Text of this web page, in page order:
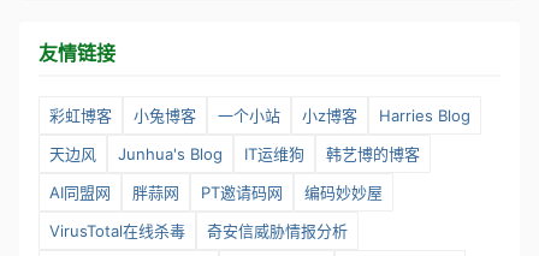
友情链接
彩虹博客 小兔博客 一个小站 小z博客
Harries Blog
天边风
Junhua's Blog IT运维狗
韩艺博的博客
AI同盟网
胖蒜网 PT邀请码网
编码妙妙屋
VirusTotal在线杀毒
奇安信威胁情报分析